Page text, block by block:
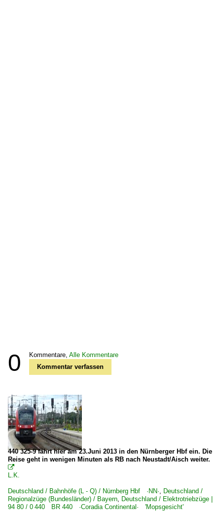
0 Kommentare, Alle Kommentare
Kommentar verfassen
440 325-9 fährt hier am 23.Juni 2013 in den Nürnberger Hbf ein. Die
Reise geht in wenigen Minuten als RB nach Neustadt/Aisch weiter.

L.K.
Deutschland / Bahnhöfe (L - Q) / Nürnberg Hbf ·NN·, Deutschland /
Regionalzüge (Bundesländer) / Bayern, Deutschland / Elektrotriebzüge |
94 80 / 0 440 BR 440 ·Coradia Continental· 'Mopsgesicht'